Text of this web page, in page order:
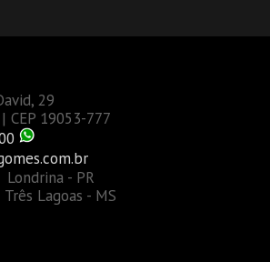
29
CEP 19053-777
- PR
Lagoas - MS